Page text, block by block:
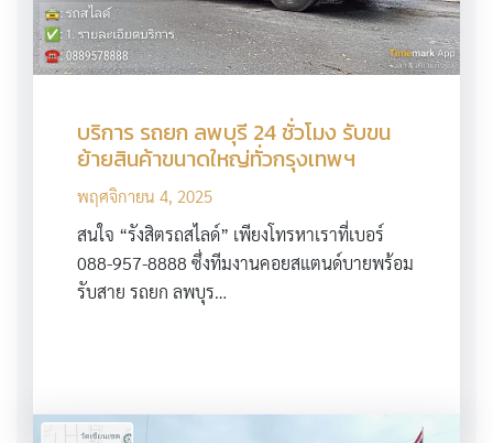
บริการ รถยก ลพบุรี 24 ชั่วโมง รับขน
ย้ายสินค้าขนาดใหญ่ทั่วกรุงเทพฯ
พฤศจิกายน 4, 2025
สนใจ “รังสิตรถสไลด์” เพียงโทรหาเราที่เบอร์
088-957-8888 ซึ่งทีมงานคอยสแตนด์บายพร้อม
รับสาย รถยก ลพบุร…